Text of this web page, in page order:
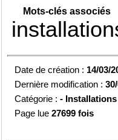
Mots-clés associés
Date de création : 14/03/
Dernière modification :
Catégorie :- Installations
Page lue27699 fois